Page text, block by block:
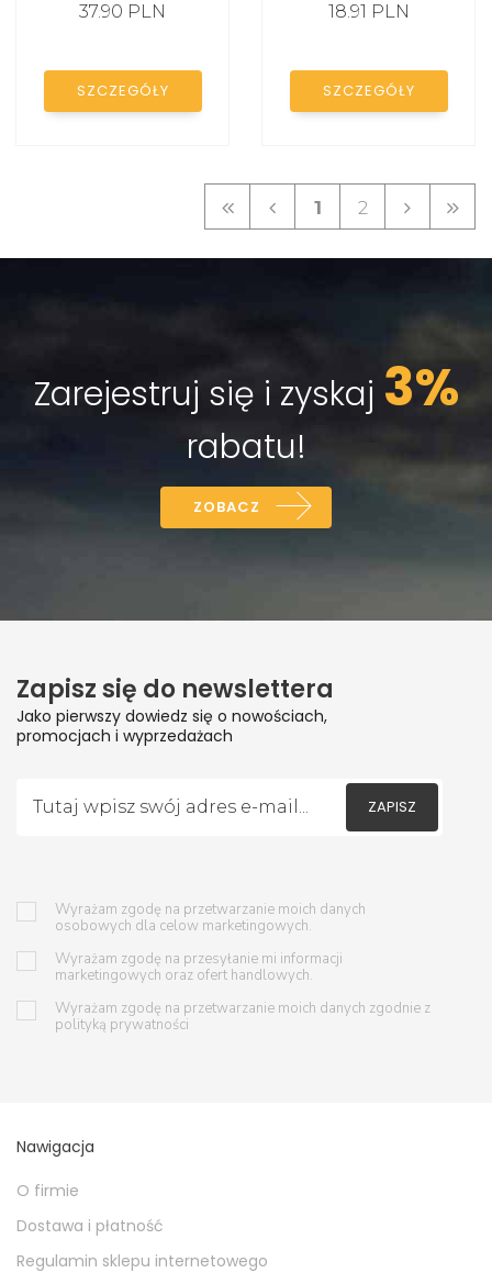
37.90 PLN
SZCZEGÓŁY
18.91 PLN
SZCZEGÓŁY
1 2
Zarejestruj się i zyskaj 3%
rabatu!
ZOBACZ
Zapisz się do newslettera
Jako pierwszy dowiedz się o nowościach,
promocjach i wyprzedażach
ZAPISZ
Wyrażam zgodę na przetwarzanie moich danych
osobowych dla celow marketingowych.
Wyrażam zgodę na przesyłanie mi informacji
marketingowych oraz ofert handlowych.
Wyrażam zgodę na przetwarzanie moich danych zgodnie z
polityką prywatności
Nawigacja
O firmie
Dostawa i płatność
Regulamin sklepu internetowego